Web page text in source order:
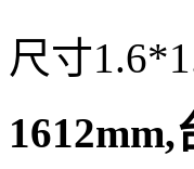
尺寸
1612mm,